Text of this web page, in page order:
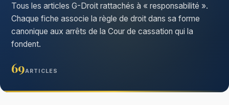
Tous les articles G-Droit rattachés à « responsabilité ».
Chaque fiche associe la règle de droit dans sa forme
canonique aux arrêts de la Cour de cassation qui la
fondent.
69ARTICLES